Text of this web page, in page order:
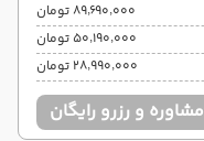
۸۹٬۶۹۰٬۰۰۰ تومان
۵۰٬۱۹۰٬۰۰۰ تومان
۲۸٬۹۹۰٬۰۰۰ تومان
مشاوره و رزرو رایگان